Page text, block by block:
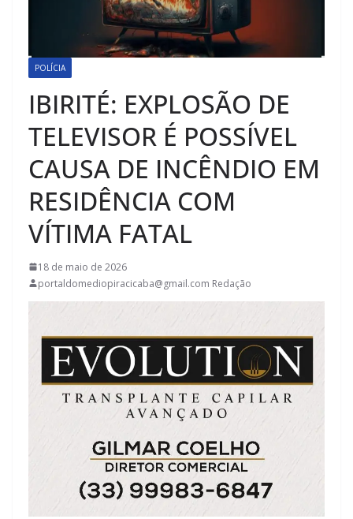
POLÍCIA
IBIRITÉ: EXPLOSÃO DE
TELEVISOR É POSSÍVEL
CAUSA DE INCÊNDIO EM
RESIDÊNCIA COM
VÍTIMA FATAL
18 de maio de 2026
portaldomediopiracicaba@gmail.com Redação